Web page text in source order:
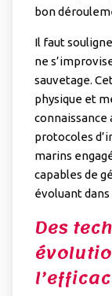
bon
Il faut
ne
sauvetage.
physique et
connaissance
protocoles
marins
capables de
évoluant
Des